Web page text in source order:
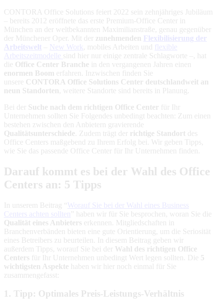
CONTORA Office Solutions feiert 2022 sein zehnjähriges Jubiläum
– bereits 2012 eröffnete das erste Premium-Office Center in
München an der weltbekannten Maximilianstraße, genau gegenüber
der Münchener Oper. Mit der zunehmenden Flexibilisierung der
Arbeitswelt
New Work , mobiles Arbeiten und
flexible
Arbeitszeitmodelle sind hier nur einige zentrale Schlagworte –, hat
die Office Center Branche in den vergangenen Jahren einen
enormen Boom erfahren. Inzwischen finden Sie
unsere CONTORA Office Solutions Center deutschlandweit an
neun Standorten , weitere Standorte sind bereits in Planung.
Bei der Suche nach dem richtigen Office Center für Ihr
Unternehmen sollten Sie Folgendes unbedingt beachten: Zum einen
bestehen zwischen den Anbietern gravierende
Qualitätsunterschiede . Zudem trägt der richtige Standort des
Office Centers maßgebend zu Ihrem Erfolg bei. Wir geben Tipps,
wie Sie das passende Office Center für Ihr Unternehmen finden.
Darauf kommt es bei der Wahl des Office
Centers an: 5 Tipps
In unserem Beitrag “ Worauf Sie bei der Wahl eines Business
Centers achten sollten
” haben wir für Sie besprochen, woran Sie die
Qualität eines Anbieters erkennen. Mitgliedschaften in
Branchenverbänden bieten eine gute Orientierung, um die Seriosität
eines Betreibers zu beurteilen. In diesem Beitrag geben wir
außerdem Tipps, worauf Sie bei der Wahl des richtigen Office
Centers für Ihr Unternehmen unbedingt Wert legen sollten. Die 5
wichtigsten Aspekte haben wir hier noch einmal für Sie
zusammengefasst:
1. Tipp: Optimales Preis-Leistungs-Verhältnis